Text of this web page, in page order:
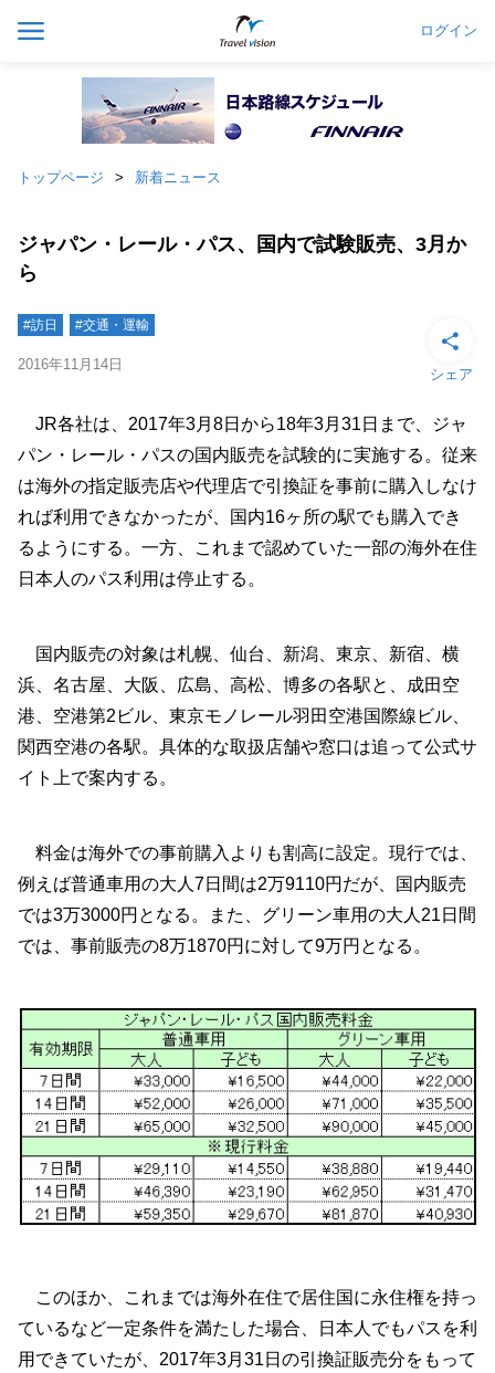
ログイン
トップページ 新着ニュース
ジャパン・レール・パス、国内で試験販売、3月か
ら
#訪日 #交通・運輸
2016年11月14日
シェア
JR各社は、2017年3月8日から18年3月31日まで、ジャ
パン・レール・パスの国内販売を試験的に実施する。従来
は海外の指定販売店や代理店で引換証を事前に購入しなけ
れば利用できなかったが、国内16ヶ所の駅でも購入でき
るようにする。一方、これまで認めていた一部の海外在住
日本人のパス利用は停止する。
国内販売の対象は札幌、仙台、新潟、東京、新宿、横
浜、名古屋、大阪、広島、高松、博多の各駅と、成田空
港、空港第2ビル、東京モノレール羽田空港国際線ビル、
関西空港の各駅。具体的な取扱店舗や窓口は追って公式サ
イト上で案内する。
料金は海外での事前購入よりも割高に設定。現行では、
例えば普通車用の大人7日間は2万9110円だが、国内販売
では3万3000円となる。また、グリーン車用の大人21日間
では、事前販売の8万1870円に対して9万円となる。
このほか、これまでは海外在住で居住国に永住権を持っ
ているなど一定条件を満たした場合、日本人でもパスを利
用できていたが、2017年3月31日の引換証販売分をもって